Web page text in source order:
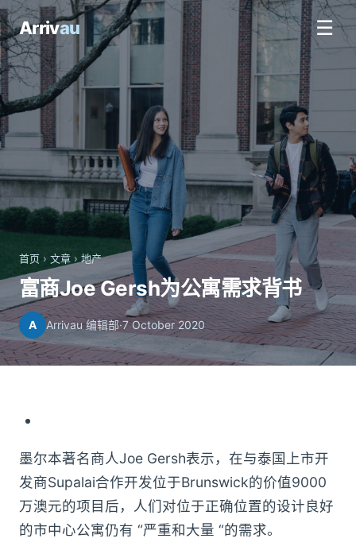
Arrivau ☰
首页 › 文章 › 地产
富商Joe Gersh为公寓需求背书
A Arrivau 编辑部·7 October 2020
墨尔本著名商人Joe Gersh表示，在与泰国上市开
发商Supalai合作开发位于Brunswick的价值9000
万澳元的项目后，人们对位于正确位置的设计良好
的市中心公寓仍有 “严重和大量 “的需求。